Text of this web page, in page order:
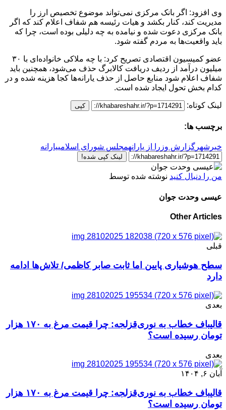
وی افزود: اگر بانک مرکزی نمی‌تواند موضوع تخصیص ارز را
مدیریت کند، کنار بکشد و هیات رئیسه هم شفاف اعلام کند که اگر
بانک مرکزی دعوت شده و نیامده به چه دلیلی بوده است، چرا که
باید واقعیت‌ها به مردم گفته شود.
عضو کمیسیون اقتصادی تصریح کرد: با چه ملاکی خانواده‌ای با ۳۰
میلیون درآمد از ردیف دریافت کالابرگ حذف می‌شود، همچنین باید
شفاف اعلام شود منابع حاصل از حذف یارانه‌ها کجا هزینه شده و در
کدام بخش تحول ایجاد شده است.
لینک کوتاه: کپی
برچسب ها:
خبرشهر گزارش وزرا از یارانهمجلس شورای اسلامییارانه
لینک کپی شده!
من را دنبال کنید نوشته شده توسط
عیسی وحدت جوان
Other Articles
قبلی
سطح هوشیاری پایین اما ثابت صابر کاظمی/ تلاش‌ها ادامه
دارد
بعدی
قالیباف خطاب به نوری‌قزلجه: چرا قیمت مرغ به ۱۷۰ هزار
تومان رسیده است؟
بعدی
آبان ۶, ۱۴۰۴
قالیباف خطاب به نوری‌قزلجه: چرا قیمت مرغ به ۱۷۰ هزار
تومان رسیده است؟